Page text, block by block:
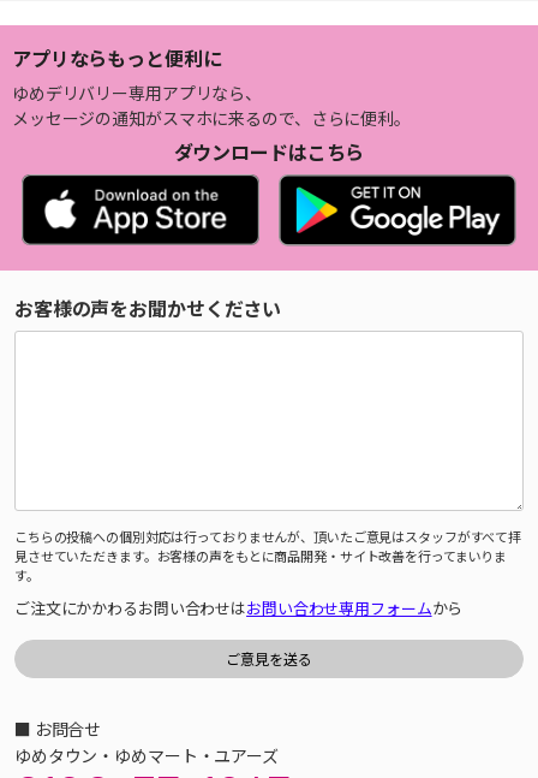
アプリならもっと便利に
ゆめデリバリー専用アプリなら、
メッセージの通知がスマホに来るので、さらに便利。
ダウンロードはこちら
お客様の声をお聞かせください
こちらの投稿への個別対応は行っておりませんが、頂いたご意見はスタッフがすべて拝
見させていただきます。お客様の声をもとに商品開発・サイト改善を行ってまいりま
す。
ご注文にかかわるお問い合わせはお問い合わせ専用フォームから
■ お問合せ
ゆめタウン・ゆめマート・ユアーズ